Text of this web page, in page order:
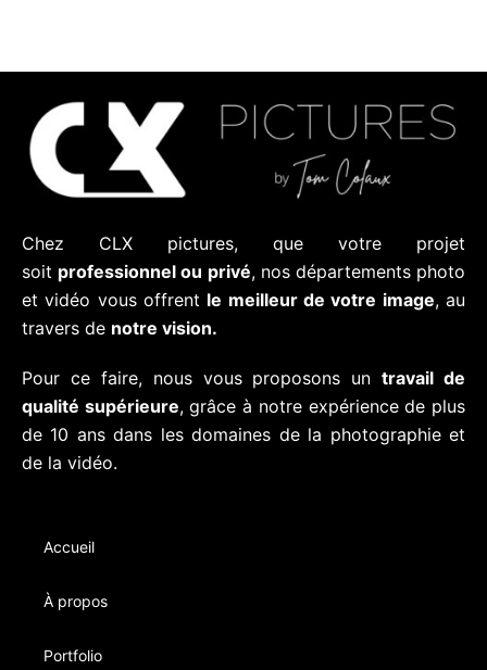
Chez CLX pictures, que votre projet
soit professionnel ou privé, nos départements photo
et vidéo vous offrent le meilleur de votre image, au
travers de notre vision.
Pour ce faire, nous vous proposons untravail de
qualité supérieure, grâce à notre expérience de plus
de 10 ans dans les domaines de la photographie et
de la vidéo.
Accueil
À propos
Portfolio